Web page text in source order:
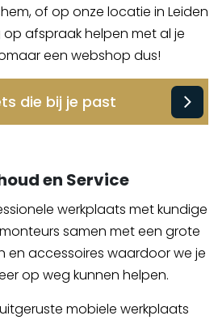
of op onze locatie in Leiden
afspraak helpen met al je
een webshop dus!
die bij je past
en Service
werkplaats met kundige
samen met een grote
en accessoires waardoor we je
op weg kunnen helpen.
mobiele werkplaats